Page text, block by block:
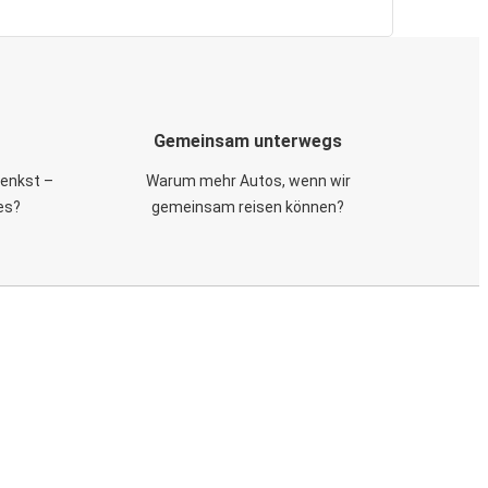
–
Gemeinsam unterwegs
Warum mehr Autos, wenn wir
gemeinsam reisen können?